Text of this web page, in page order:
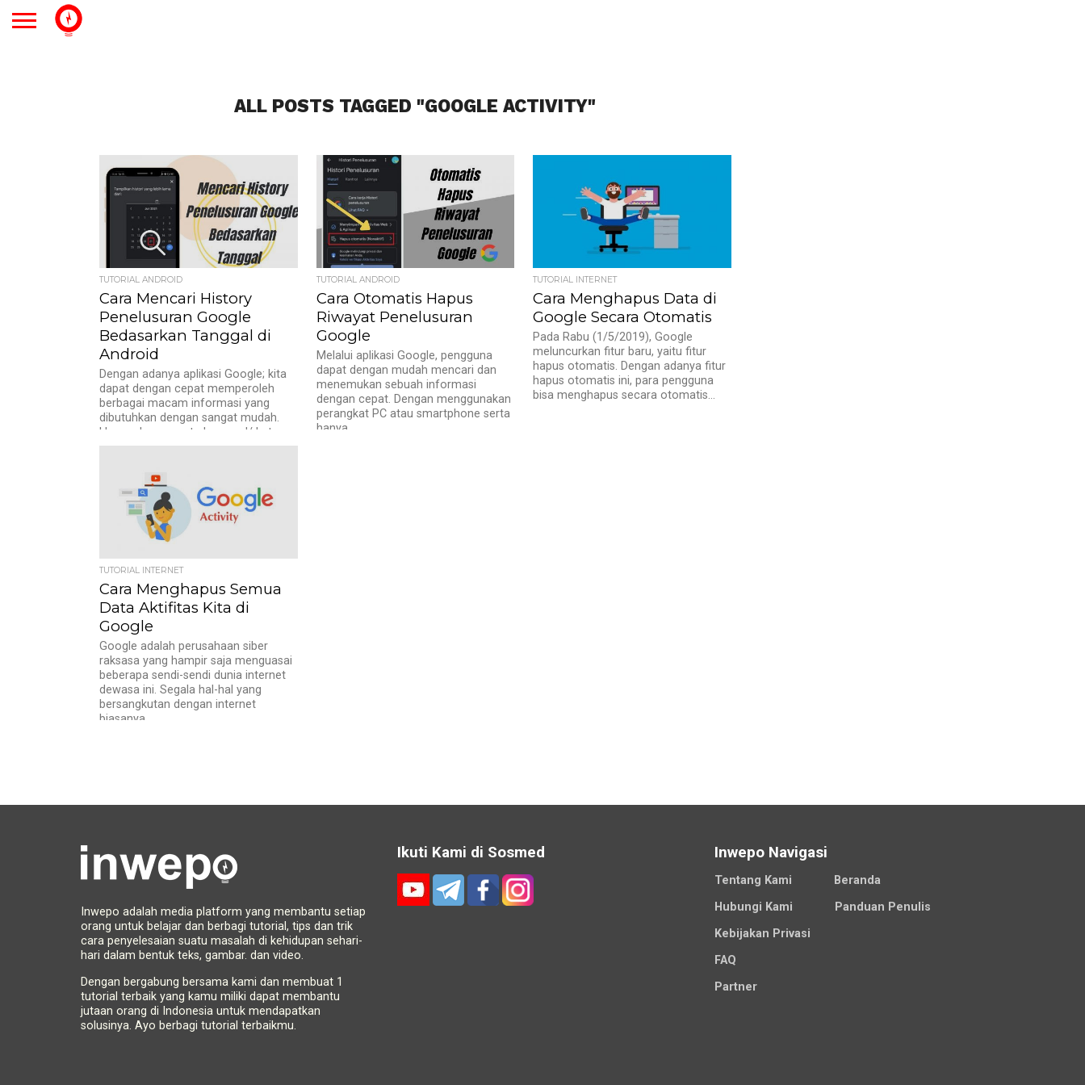
ALL POSTS TAGGED "GOOGLE ACTIVITY"
TUTORIAL ANDROID
Cara Mencari History
Penelusuran Google
Bedasarkan Tanggal di
Android
Dengan adanya aplikasi Google; kita
dapat dengan cepat memperoleh
berbagai macam informasi yang
dibutuhkan dengan sangat mudah.
Hanya dengan satu keyword/ kata...
TUTORIAL ANDROID
Cara Otomatis Hapus
Riwayat Penelusuran
Google
Melalui aplikasi Google, pengguna
dapat dengan mudah mencari dan
menemukan sebuah informasi
dengan cepat. Dengan menggunakan
perangkat PC atau smartphone serta
hanya...
TUTORIAL INTERNET
Cara Menghapus Data di
Google Secara Otomatis
Pada Rabu (1/5/2019), Google
meluncurkan fitur baru, yaitu fitur
hapus otomatis. Dengan adanya fitur
hapus otomatis ini, para pengguna
bisa menghapus secara otomatis...
TUTORIAL INTERNET
Cara Menghapus Semua
Data Aktifitas Kita di
Google
Google adalah perusahaan siber
raksasa yang hampir saja menguasai
beberapa sendi-sendi dunia internet
dewasa ini. Segala hal-hal yang
bersangkutan dengan internet
biasanya...
Inwepo adalah media platform yang membantu setiap
orang untuk belajar dan berbagi tutorial, tips dan trik
cara penyelesaian suatu masalah di kehidupan sehari-
hari dalam bentuk teks, gambar. dan video.
Dengan bergabung bersama kami dan membuat 1
tutorial terbaik yang kamu miliki dapat membantu
jutaan orang di Indonesia untuk mendapatkan
solusinya. Ayo berbagi tutorial terbaikmu.
Ikuti Kami di Sosmed Inwepo Navigasi
Tentang Kami
Beranda
Hubungi Kami
Panduan Penulis
Kebijakan Privasi
FAQ
Partner